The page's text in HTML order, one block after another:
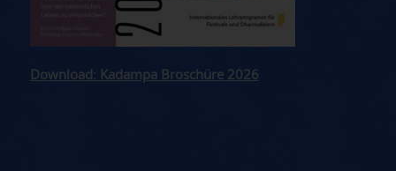
Download: Kadampa Broschüre 2026